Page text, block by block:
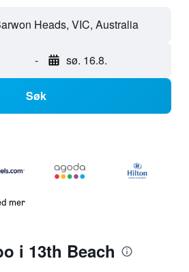
Heads, VIC, Australia
- sø. 16.8.
Søk
mer
i 13th Beach